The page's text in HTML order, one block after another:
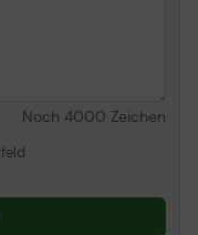
Noch 4000 Zeichen